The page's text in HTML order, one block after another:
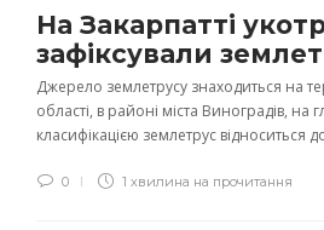
На Закарпатті
зафіксували
Джерело землетрусу знаходиться на
області, в районі міста Виноградів, на
класифікацією землетрус відноситься
0 1 хвилина на прочитання